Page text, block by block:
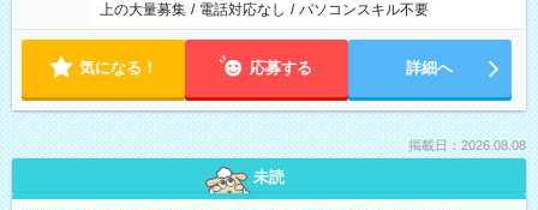
上の大量募集 / 電話対応なし / パソコンスキル不要
気になる！ 応募する 詳細へ
掲載日：2026.08.08
未読